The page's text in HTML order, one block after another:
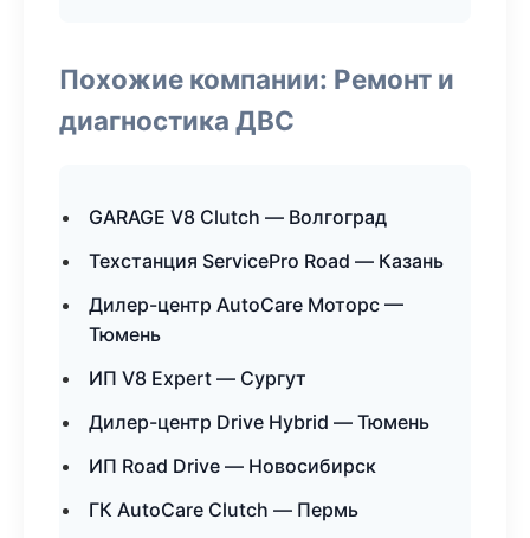
Похожие компании: Ремонт и
диагностика ДВС
GARAGE V8 Clutch — Волгоград
Техстанция ServicePro Road — Казань
Дилер-центр AutoCare Моторс —
Тюмень
ИП V8 Expert — Сургут
Дилер-центр Drive Hybrid — Тюмень
ИП Road Drive — Новосибирск
ГК AutoCare Clutch — Пермь